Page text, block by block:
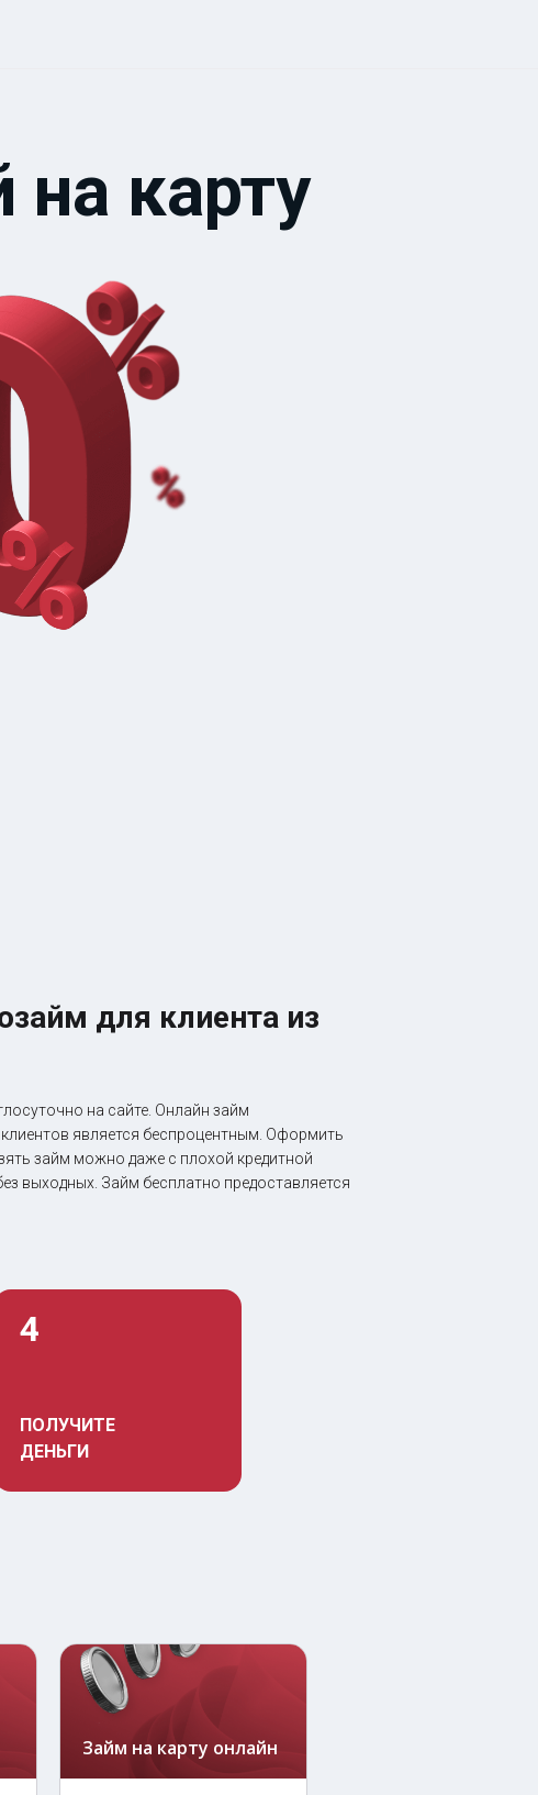
на карту
для клиента из
на сайте. Онлайн займ
является беспроцентным. Оформить
займ можно даже с плохой кредитной
выходных. Займ бесплатно предоставляется
4
ПОЛУЧИТЕ
ДЕНЬГИ
Займ на карту онлайн